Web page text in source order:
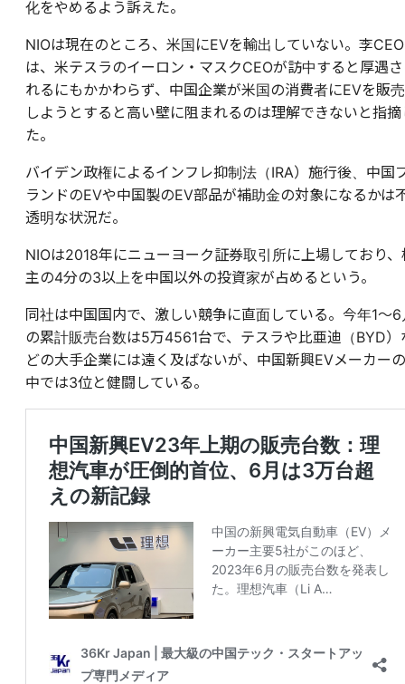
化をやめるよう訴えた。
NIOは現在のところ、米国にEVを輸出していない。李CEO
は、米テスラのイーロン・マスクCEOが訪中すると厚遇さ
れるにもかかわらず、中国企業が米国の消費者にEVを販売
しようとすると高い壁に阻まれるのは理解できないと指摘
た。
バイデン政権によるインフレ抑制法（IRA）施行後、中国
ランドのEVや中国製のEV部品が補助金の対象になるかは
透明な状況だ。
NIOは2018年にニューヨーク証券取引所に上場しており、
主の4分の3以上を中国以外の投資家が占めるという。
同社は中国国内で、激しい競争に直面している。今年1〜6
の累計販売台数は5万4561台で、テスラや比亜迪（BYD）
どの大手企業には遠く及ばないが、中国新興EVメーカーの
中では3位と健闘している。